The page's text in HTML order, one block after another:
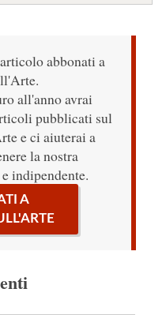
abbonati a
all'anno avrai
pubblicati sul
e ci aiuterai a
la nostra
indipendente.
A